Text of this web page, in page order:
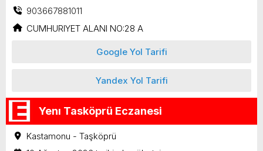
903667881011
CUMHURIYET ALANI NO:28 A
Google Yol Tarifi
Yandex Yol Tarifi
Yenı Tasköprü Eczanesi
Kastamonu - Taşköprü